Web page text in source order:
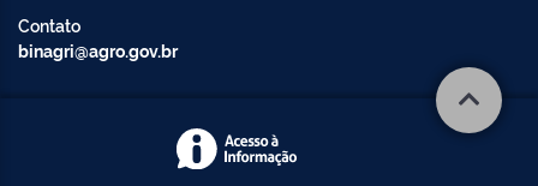
Contato
binagri@agro.gov.br